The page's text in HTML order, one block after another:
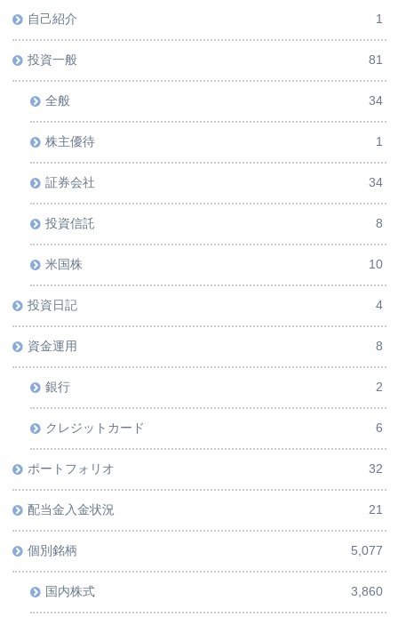
自己紹介 1
投資一般 81
全般 34
株主優待 1
証券会社 34
投資信託 8
米国株 10
投資日記 4
資金運用 8
銀行 2
クレジットカード 6
ポートフォリオ 32
配当金入金状況 21
個別銘柄 5,077
国内株式 3,860